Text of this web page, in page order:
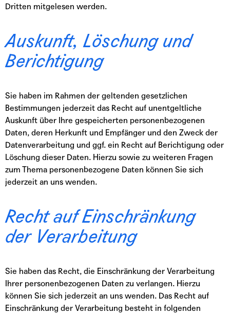
Dritten mitgelesen werden.
Auskunft, Löschung und
Berichtigung
Sie haben im Rahmen der geltenden gesetzlichen
Bestimmungen jederzeit das Recht auf unentgeltliche
Auskunft über Ihre gespeicherten personenbezogenen
Daten, deren Herkunft und Empfänger und den Zweck der
Datenverarbeitung und ggf. ein Recht auf Berichtigung oder
Löschung dieser Daten. Hierzu sowie zu weiteren Fragen
zum Thema personenbezogene Daten können Sie sich
jederzeit an uns wenden.
Recht auf Einschränkung
der Verarbeitung
Sie haben das Recht, die Einschränkung der Verarbeitung
Ihrer personenbezogenen Daten zu verlangen. Hierzu
können Sie sich jederzeit an uns wenden. Das Recht auf
Einschränkung der Verarbeitung besteht in folgenden